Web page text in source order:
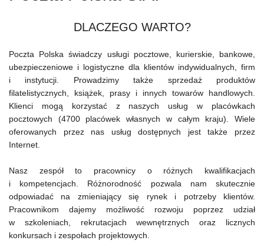
DLACZEGO WARTO?
Poczta Polska świadczy usługi pocztowe, kurierskie, bankowe,
ubezpieczeniowe i logistyczne dla klientów indywidualnych, firm
i instytucji. Prowadzimy także sprzedaż produktów
filatelistycznych, książek, prasy i innych towarów handlowych.
Klienci mogą korzystać z naszych usług w placówkach
pocztowych (4700 placówek własnych w całym kraju). Wiele
oferowanych przez nas usług dostępnych jest także przez
Internet.
Nasz zespół to pracownicy o różnych kwalifikacjach
i kompetencjach. Różnorodność pozwala nam skutecznie
odpowiadać na zmieniający się rynek i potrzeby klientów.
Pracownikom dajemy możliwość rozwoju poprzez udział
w szkoleniach, rekrutacjach wewnętrznych oraz licznych
konkursach i zespołach projektowych.